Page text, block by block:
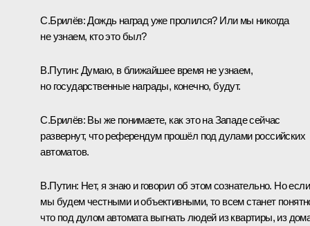
С.Брилёв:Дождь наград уже пролился? Или мы никогда
не узнаем, кто это был?
В.Путин: Думаю, в ближайшее время не узнаем,
но государственные награды, конечно, будут.
С.Брилёв: Вы же понимаете, как это на Западе сейчас
развернут, что референдум прошёл под дулами российских
автоматов.
В.Путин: Нет, я знаю и говорил об этом сознательно. Но если
мы будем честными и объективными, то всем станет
что под дулом автомата выгнать людей из квартиры, из